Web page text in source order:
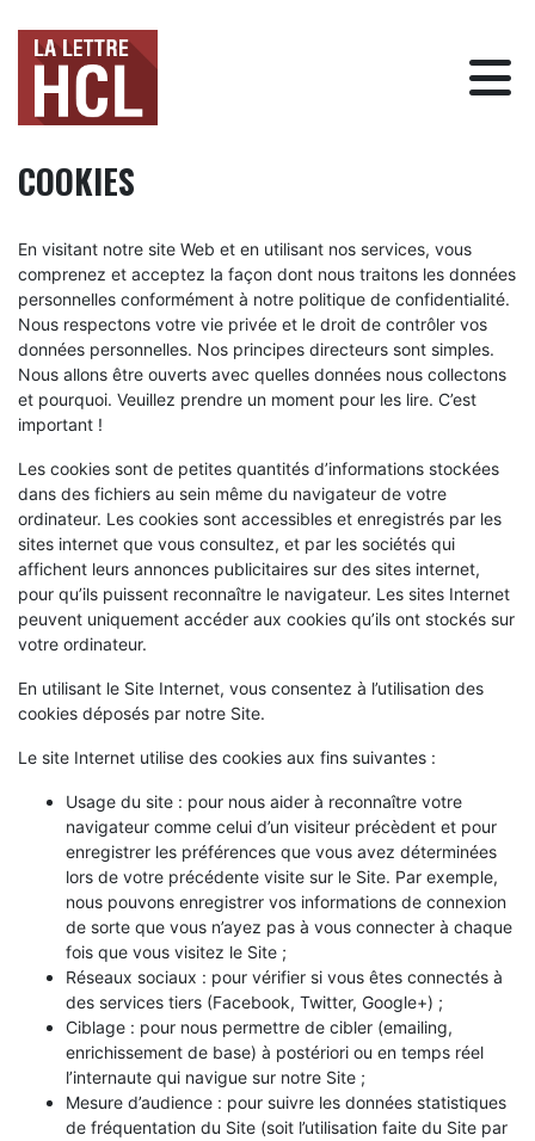
COOKIES
En visitant notre site Web et en utilisant nos services, vous
comprenez et acceptez la façon dont nous traitons les données
personnelles conformément à notre politique de confidentialité.
Nous respectons votre vie privée et le droit de contrôler vos
données personnelles. Nos principes directeurs sont simples.
Nous allons être ouverts avec quelles données nous collectons
et pourquoi. Veuillez prendre un moment pour les lire. C’est
important !
Les cookies sont de petites quantités d’informations stockées
dans des fichiers au sein même du navigateur de votre
ordinateur. Les cookies sont accessibles et enregistrés par les
sites internet que vous consultez, et par les sociétés qui
affichent leurs annonces publicitaires sur des sites internet,
pour qu’ils puissent reconnaître le navigateur. Les sites Internet
peuvent uniquement accéder aux cookies qu’ils ont stockés sur
votre ordinateur.
En utilisant le Site Internet, vous consentez à l’utilisation des
cookies déposés par notre Site.
Le site Internet utilise des cookies aux fins suivantes :
Usage du site : pour nous aider à reconnaître votre
navigateur comme celui d’un visiteur précèdent et pour
enregistrer les préférences que vous avez déterminées
lors de votre précédente visite sur le Site. Par exemple,
nous pouvons enregistrer vos informations de connexion
de sorte que vous n’ayez pas à vous connecter à chaque
fois que vous visitez le Site ;
Réseaux sociaux : pour vérifier si vous êtes connectés à
des services tiers (Facebook, Twitter, Google+) ;
Ciblage : pour nous permettre de cibler (emailing,
enrichissement de base) à postériori ou en temps réel
l’internaute qui navigue sur notre Site ;
Mesure d’audience : pour suivre les données statistiques
de fréquentation du Site (soit l’utilisation faite du Site par